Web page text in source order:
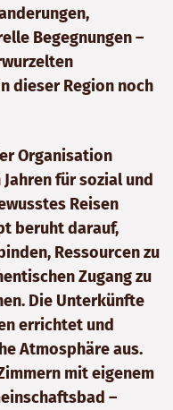
Begegnungen –
dieser Region noch
Organisation
für sozial und
Reisen
beruht darauf,
Ressourcen zu
Zugang zu
Die Unterkünfte
errichtet und
Atmosphäre aus.
mit eigenem
–